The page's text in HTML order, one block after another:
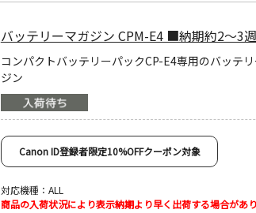
バッテリーマガジン CPM-E4 ■納期約2～3
コンパクトバッテリーパックCP-E4専用のバッテ
ジン
Canon ID登録者限定10%OFFクーポン対象
対応機種：ALL
商品の入荷状況により表示納期より早く出荷する場合があ